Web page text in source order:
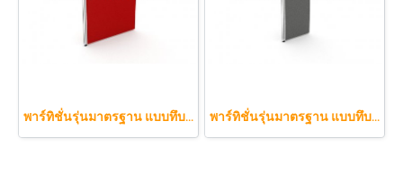
พาร์ทิชั่นรุ่นมาตรฐาน แบบทึบทั้งแผ่น 120 x 120 cm. พาร์ทิชั่นรุ่นมาตรฐาน แบบทึบทั้งแผ่น 60 x 180 cm.